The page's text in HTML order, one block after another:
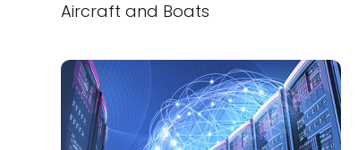
Aircraft and Boats